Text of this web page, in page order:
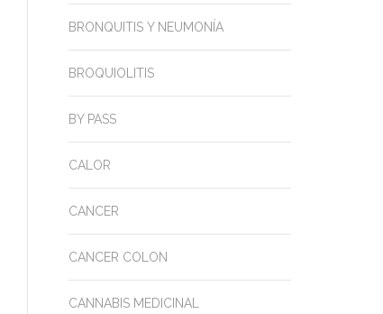
BRONQUITIS Y NEUMONÍA
BROQUIOLITIS
BY PASS
CALOR
CANCER
CANCER COLON
CANNABIS MEDICINAL